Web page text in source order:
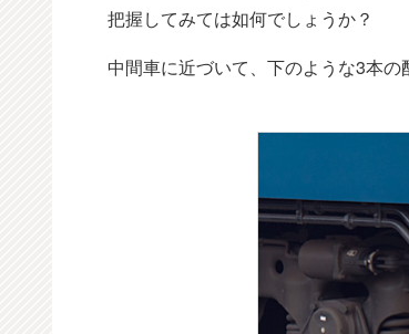
把握してみては如何でしょうか？
中間車に近づいて、下のような3本